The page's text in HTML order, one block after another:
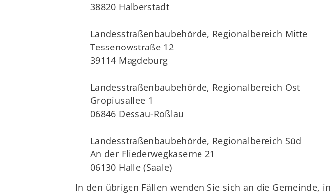
38820 Halberstadt
Landesstraßenbaubehörde, Regionalbereich Mitte
Tessenowstraße 12
39114 Magdeburg
Landesstraßenbaubehörde, Regionalbereich Ost
Gropiusallee 1
06846 Dessau-Roßlau
Landesstraßenbaubehörde, Regionalbereich Süd
An der Fliederwegkaserne 21
06130 Halle (Saale)
In den übrigen Fällen wenden Sie sich an die Gemeinde,